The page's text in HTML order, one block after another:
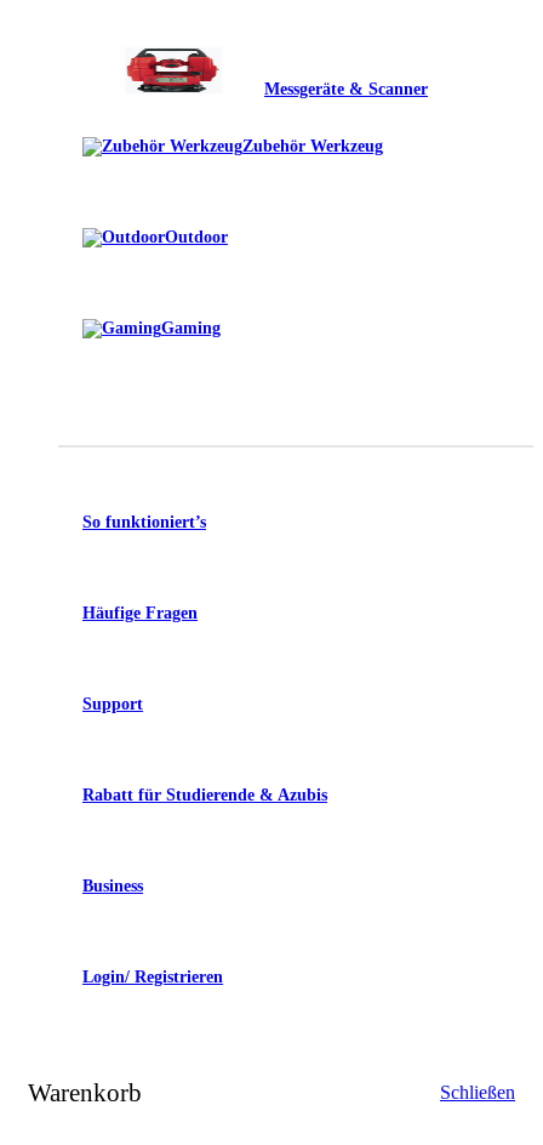
Messgeräte & Scanner
Zubehör Werkzeug
Outdoor
Gaming
So funktioniert’s
Häufige Fragen
Support
Rabatt für Studierende & Azubis
Business
Login/ Registrieren
Warenkorb Schließen